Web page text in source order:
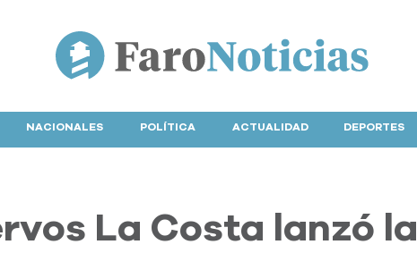
NACIONALES POLÍTICA ACTUALIDAD DEPORTES
La Costa lanzó la